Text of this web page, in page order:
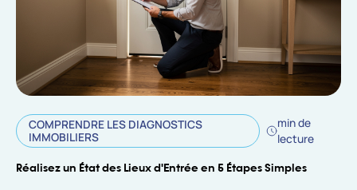
COMPRENDRE LES DIAGNOSTICS
IMMOBILIERS
min de
lecture
Réalisez un État des Lieux d'Entrée en 5 Étapes Simples